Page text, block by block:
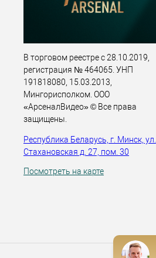
В торговом реестре с 28.10.2019,
регистрация № 464065. УНП
191818080, 15.03.2013,
Мингорисполком. ООО
«АрсеналВидео» © Все права
защищены.
Республика Беларусь, г. Минск, ул.
Стахановская д. 27, пом. 30
Посмотреть на карте